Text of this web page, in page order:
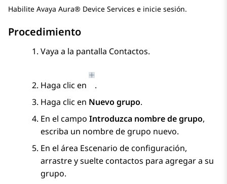
Habilite Avaya Aura® Device Services e inicie sesión.
Procedimiento
Vaya a la pantalla Contactos.
Haga clic en
.
Haga clic en Nuevo grupo.
En el campo Introduzca nombre de grupo,
escriba un nombre de grupo nuevo.
En el área Escenario de configuración,
arrastre y suelte contactos para agregar a su
grupo.